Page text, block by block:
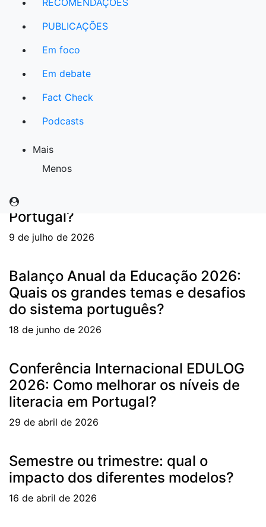
RECOMENDAÇÕES
PUBLICAÇÕES
Em foco
Em debate
Fact Check
Podcasts
Mais
Menos
recomendar
A informação das políticas públicas para a
inovação e a mudança na Educação.
emfoco
temas marcam a Educação em
Portugal?
9 de julho de 2026
Balanço Anual da Educação 2026:
Quais os grandes temas e desafios
do sistema português?
18 de junho de 2026
Conferência Internacional EDULOG
2026: Como melhorar os níveis de
literacia em Portugal?
29 de abril de 2026
Semestre ou trimestre: qual o
impacto dos diferentes modelos?
16 de abril de 2026